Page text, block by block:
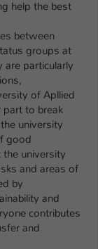
help the best
between
groups at
are particularly
of Apllied
part to break
university
good
university
and areas of
by
and
contributes
and